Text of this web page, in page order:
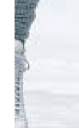
Avis publics
Communiqués
Gestion des déchets
Parcs et loisirs
Santé & sécurité
Publications
Histoire
Contact
Membres
Parc canin